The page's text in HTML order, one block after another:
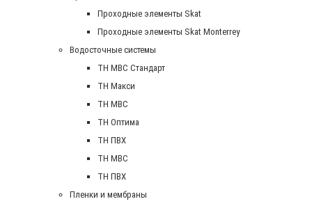
Проходные элементы Skat
Проходные элементы Skat Monterrey
Водосточные системы
TH MBC Стандарт
TH Макси
TH МВС
TH Оптима
TH ПВХ
ТН МВС
ТН ПВХ
Пленки и мембраны